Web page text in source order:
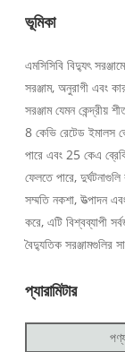
ভূমিকা
এমসিসিবি বিদ্যুৎ
সরঞ্জাম, অনুরাগী এবং
সরঞ্জাম যেমন কেন্দ্রীয়
8 কেভি রেটেড ইমালস
পারে এবং 25 কেএ
ফেলতে পারে,
সম্মতি নকশা, উত্পাদন
করে, এটি বিশ্বব্যাপী
বৈদ্যুতিক সরঞ্জামগুলির
প্যারামিটার